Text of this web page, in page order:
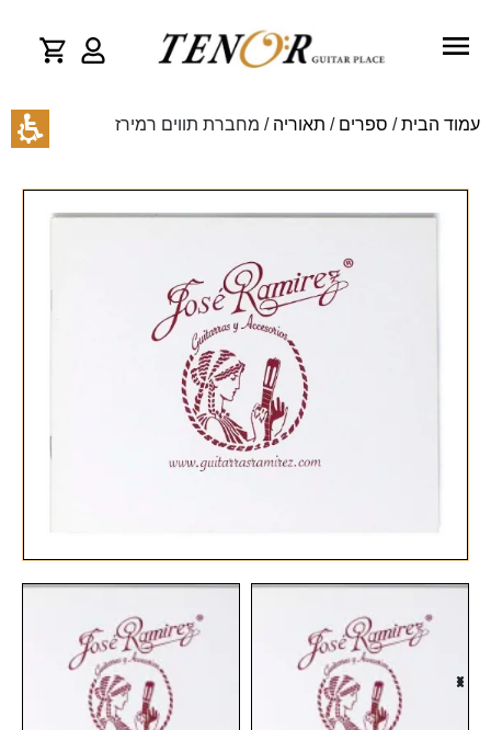
עמוד הבית/ ספרים / תאוריה / מחברת תווים רמירז